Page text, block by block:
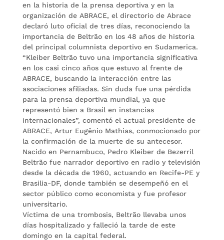
en la historia de la prensa deportiva y en la
organización de ABRACE, el directorio de Abrace
declaró luto oficial de tres días, reconociendo la
importancia de Beltrão en los 48 años de historia
del principal columnista deportivo en Sudamerica.
“Kleiber Beltrão tuvo una importancia significativa
en los casi cinco años que estuvo al frente de
ABRACE, buscando la interacción entre las
asociaciones afiliadas. Sin duda fue una pérdida
para la prensa deportiva mundial, ya que
representó bien a Brasil en instancias
internacionales”, comentó el actual presidente de
ABRACE, Artur Eugênio Mathias, conmocionado por
la confirmación de la muerte de su antecesor.
Nacido en Pernambuco, Pedro Kleiber de Bezerril
Beltrão fue narrador deportivo en radio y televisión
desde la década de 1960, actuando en Recife-PE y
Brasilia-DF, donde también se desempeñó en el
sector público como economista y fue profesor
universitario.
Víctima de una trombosis, Beltrão llevaba unos
días hospitalizado y falleció la tarde de este
domingo en la capital federal.